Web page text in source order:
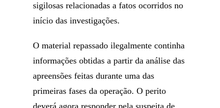
sigilosas relacionadas a fatos ocorridos no
início das investigações.
O material repassado ilegalmente continha
informações obtidas a partir da análise das
apreensões feitas durante uma das
primeiras fases da operação. O perito
deverá agora responder pela suspeita de